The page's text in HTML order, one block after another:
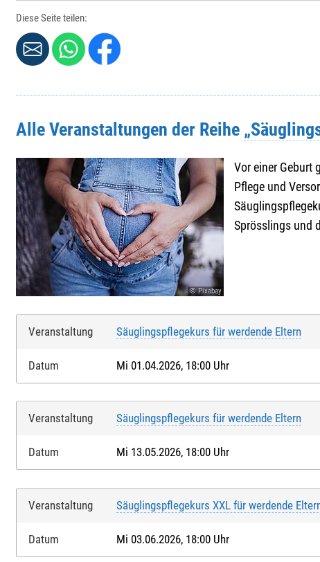
Diese Seite teilen:
Alle Veranstaltungen der Reihe
© Pixabay
Vor einer Geburt
Pflege und
Sprösslings und
Veranstaltung Säuglingspflegekurs für werdende Eltern
Datum Mi 01.04.2026, 18:00 Uhr
Veranstaltung Säuglingspflegekurs für werdende Eltern
Datum Mi 13.05.2026, 18:00 Uhr
Veranstaltung Säuglingspflegekurs XXL für werdende
Datum Mi 03.06.2026, 18:00 Uhr